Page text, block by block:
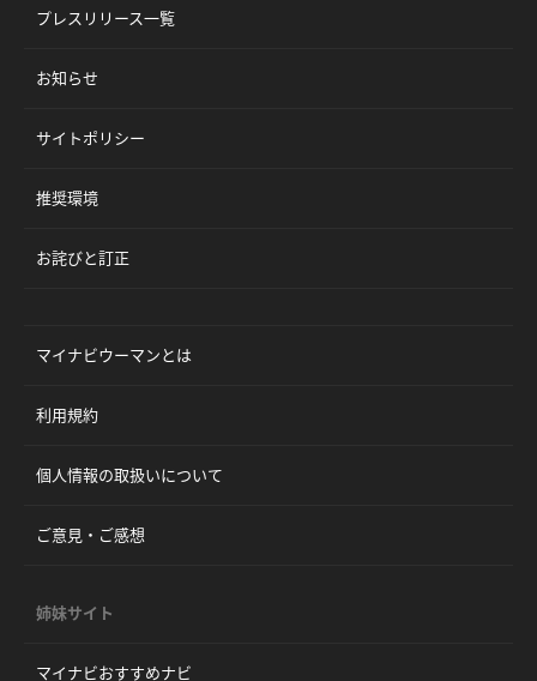
プレスリリース一覧
お知らせ
サイトポリシー
推奨環境
お詫びと訂正
マイナビウーマンとは
利用規約
個人情報の取扱いについて
ご意見・ご感想
姉妹サイト
マイナビおすすめナビ